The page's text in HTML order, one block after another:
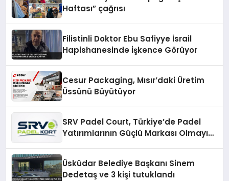
Haftası” çağrısı
Filistinli Doktor Ebu Safiyye İsrail
Hapishanesinde İşkence Görüyor
Cesur Packaging, Mısır’daki Üretim
Üssünü Büyütüyor
SRV Padel Court, Türkiye’de Padel
Yatırımlarının Güçlü Markası Olmayı
Üsküdar Belediye Başkanı Sinem
Dedetaş ve 3 kişi tutuklandı